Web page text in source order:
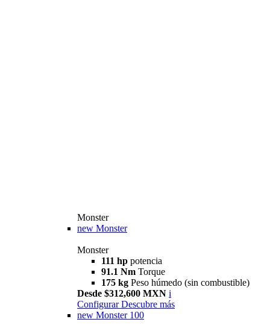
Monster
new Monster
Monster
111 hp potencia
91.1 Nm Torque
175 kg Peso húmedo (sin combustible)
Desde $312,600 MXN i
Configurar Descubre más
new Monster 100